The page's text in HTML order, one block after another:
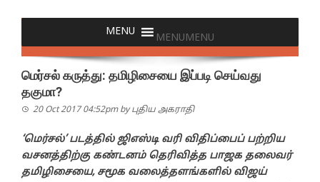
MENUMENU
மெர்சல் கருத்து: தமிழிசையை இப்படி செய்வது
தகுமா?
20 Oct 2017 04:52pm byபுதிய அகராதி
‘மெர்சல்’ படத்தில் ஜிஎஸ்டி வரி விதிப்பைப் பற்றிய
வசனத்திற்கு கண்டனம் தெரிவித்த பாஜக தலைவர்
தமிழிசையை, சமூக வலைத்தளங்களில் விஜய்